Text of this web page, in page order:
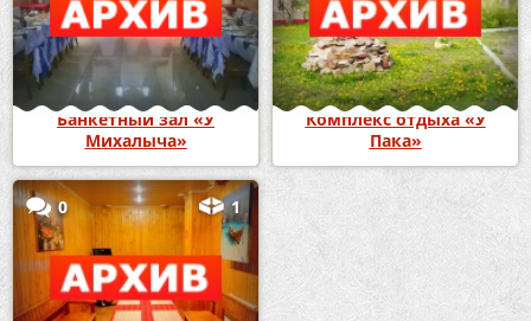
Банкетный зал «У
Михалыча»
Комплекс отдыха «У
Пака»
0 1